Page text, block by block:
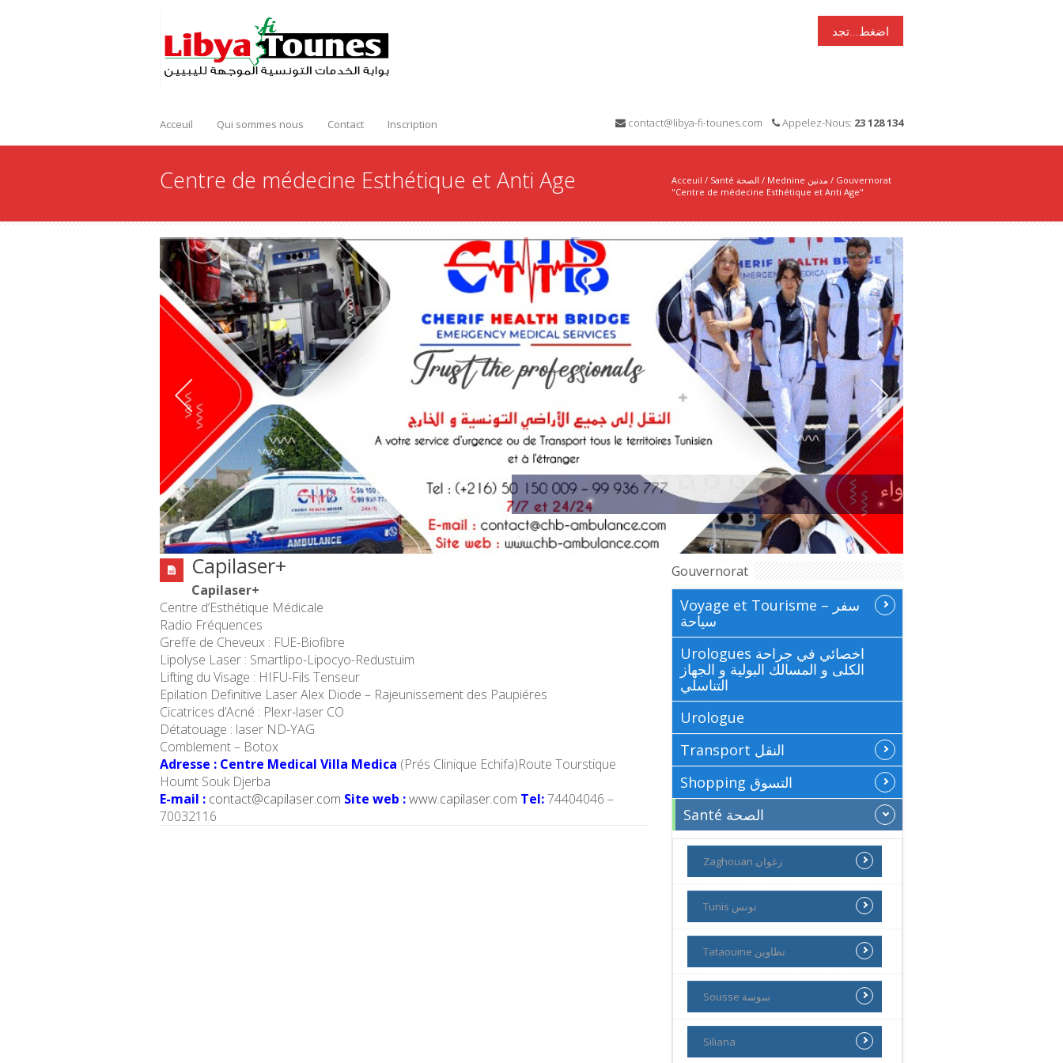
اضغط...تجد
Acceuil Qui sommes nous Contact Inscription contact@libya-fi-tounes.com Appelez-Nous: 23 128 134
Centre de médecine Esthétique et Anti Age Acceuil / Santé الصحة / Mednine مدنين / Gouvernorat
"Centre de médecine Esthétique et Anti Age"
Capilaser+
Capilaser+
Centre d’Esthétique Médicale
Radio Fréquences
Greffe de Cheveux : FUE-Biofibre
Lipolyse Laser : Smartlipo-Lipocyo-Redustuim
Lifting du Visage : HIFU-Fils Tenseur
Epilation Definitive Laser Alex Diode – Rajeunissement des Paupiéres
Cicatrices d’Acné : Plexr-laser CO
Détatouage : laser ND-YAG
Comblement – Botox
Adresse : Centre Medical Villa Medica (Prés Clinique Echifa)Route Tourstique
Houmt Souk Djerba
E-mail : contact@capilaser.com Site web :www.capilaser.com Tel:74404046 –
70032116
Gouvernorat
Voyage et Tourisme سفر –
سياحة
Urologues اخصائي في جراحة
الكلى و المسالك البولية و الجهاز
التناسلي
Urologue
Transport النقل
Shopping التسوق
Santé الصحة
Zaghouan زغوان
Tunis تونس
Tataouine تطاوين
Sousse سوسة
Siliana